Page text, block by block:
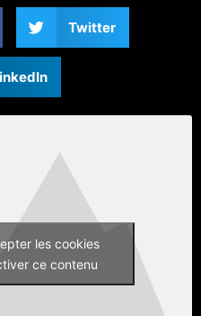
Twitter
les cookies
ce contenu